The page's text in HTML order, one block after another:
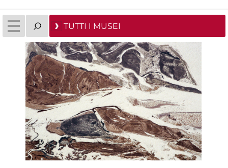
TUTTI I MUSEI